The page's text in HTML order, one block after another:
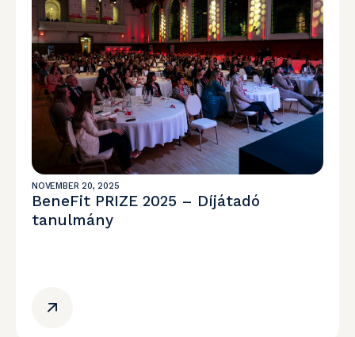
NOVEMBER 20, 2025
BeneFit PRIZE 2025 – Díjátadó
tanulmány